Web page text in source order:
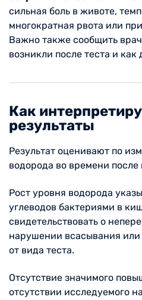
сильная боль в животе,
многократная рвота или
Важно также сообщить
возникли после теста и как
Как
результаты
Результат оценивают по
водорода во времени после
Рост уровня водорода
углеводов бактериями в
свидетельствовать о
нарушении всасывания
от вида теста.
Отсутствие значимого
отсутствии исследуемого